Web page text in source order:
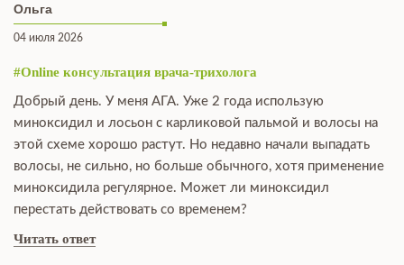
Ольга
04 июля 2026
#Online консультация врача-трихолога
Добрый день. У меня АГА. Уже 2 года использую
миноксидил и лосьон с карликовой пальмой и волосы на
этой схеме хорошо растут. Но недавно начали выпадать
волосы, не сильно, но больше обычного, хотя применение
миноксидила регулярное. Может ли миноксидил
перестать действовать со временем?
Читать ответ